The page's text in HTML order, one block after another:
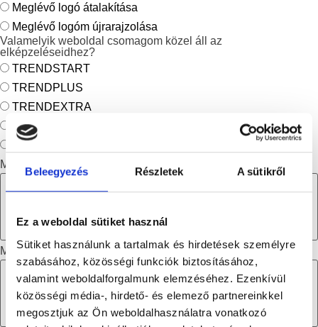
Beleegyezés Részletek A sütikről
Ez a weboldal sütiket használ
Sütiket használunk a tartalmak és hirdetések személyre
szabásához, közösségi funkciók biztosításához,
valamint weboldalforgalmunk elemzéséhez. Ezenkívül
közösségi média-, hirdető- és elemező partnereinkkel
megosztjuk az Ön weboldalhasználatra vonatkozó
Meglévő logó átalakítása
Meglévő logóm újrarajzolása
Valamelyik weboldal csomagom közel áll az
elképzeléseidhez?
TRENDSTART
TRENDPLUS
TRENDEXTRA
INSTANT
MÉG NEM TUDOM
Milyen marketing anyagot szeretnél, hogy tervezzek neked?
Milyen grafikát szeretnél, hogy tervezzek neked?